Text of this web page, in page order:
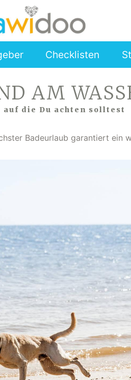
Checklisten
AM
auf die Du achten solltest
Badeurlaub garantiert ein